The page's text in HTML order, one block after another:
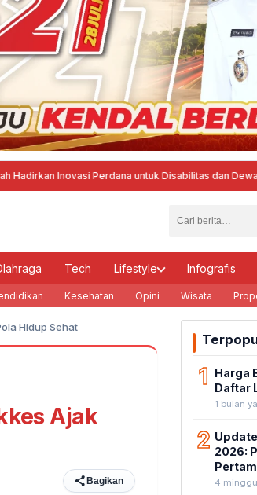
Perdana untuk Disabilitas dan Dewan Hakim·
Tech Lifestyle Infografis
Kesehatan Opini Wisata
Hidup Sehat
Ajak
Bagikan
1 Harga
Daftar
1 bulan
2 2026:
4